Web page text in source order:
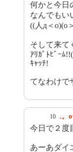
何かと今日
なんでもい
((人д＜o)(o
そして来て
ｱﾘｶﾞﾄﾋﾞｰ
ｷｬｯﾁ!
てなわけで
10 .。
今日で２度
あーあダイ